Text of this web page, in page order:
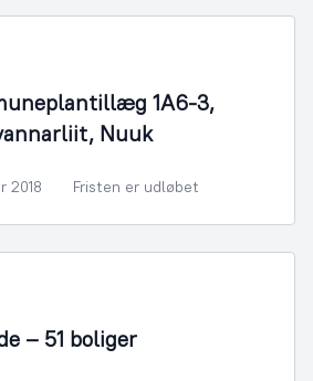
1A6-3,
Nuuk
2018 Fristen er udløbet
– 51 boliger